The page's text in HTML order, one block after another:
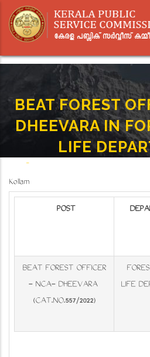
main
content
BEAT FOREST
DHEEVARA IN
LIFE
Breadcrumb
-
Kollam
POST
BEAT FOREST OFFICER
- NCA- DHEEVARA
(CAT.NO.557/2022)
LIFE